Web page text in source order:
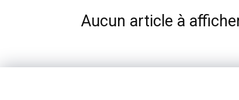
Aucun article à